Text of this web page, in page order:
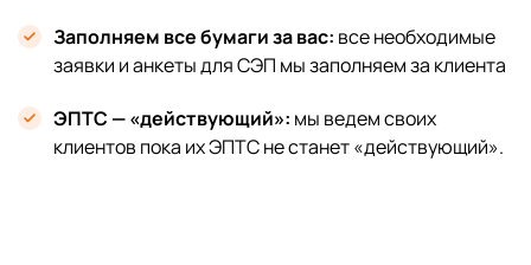
Заполняем все бумаги за вас: все необходимые
заявки и анкеты для СЭП мы заполняем за клиента
ЭПТС — «действующий»: мы ведем своих
клиентов пока их ЭПТС не станет «действующий».